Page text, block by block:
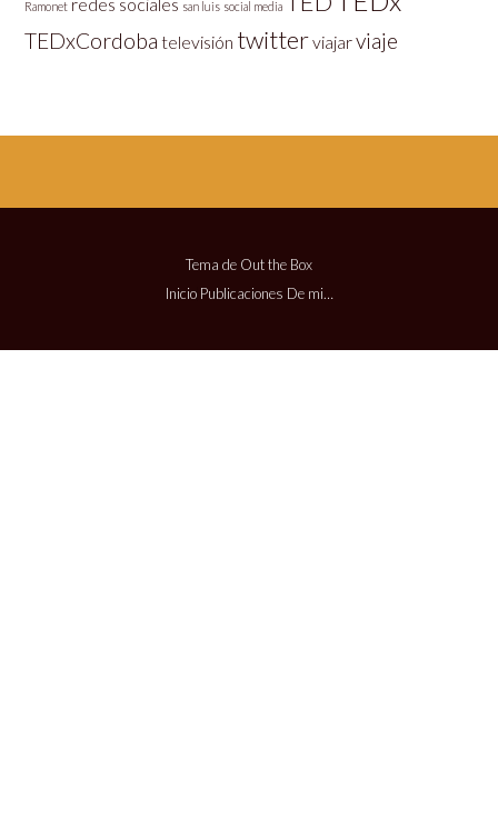
Ramonet san luis social media
TEDxCordoba televisión twitterviajarviaje
Tema de Out the Box
Inicio Publicaciones De mi…